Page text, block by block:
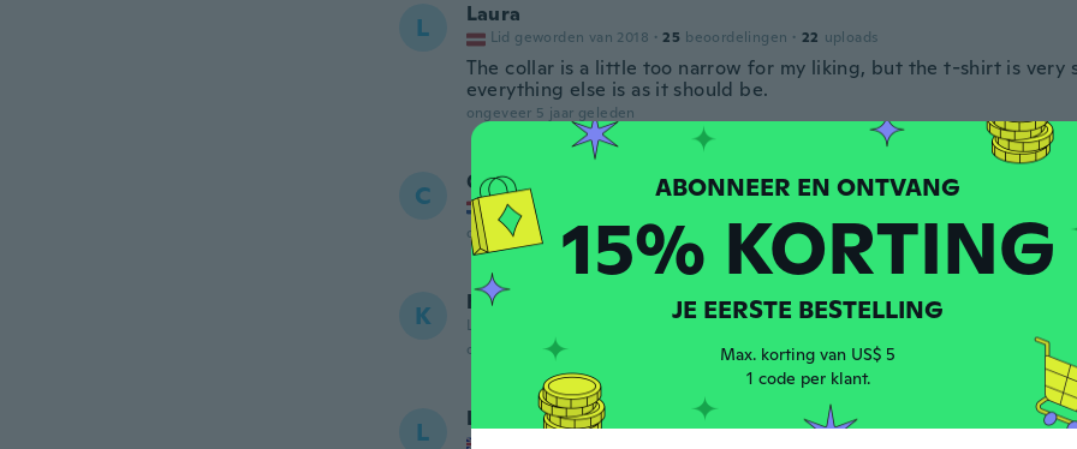
L Laura
Lid geworden van 2018 · 25 beoordelingen · 22 uploads
The collar is a little too narrow for my liking, but the t-shirt is very
everything else is as it should be.
ongeveer 5 jaar geleden
C Claudia
Lid geworden van 2018
ongeveer 5 jaar geleden
K Kristi
Lid geworden van 2020
ongeveer 5 jaar geleden
L Lesley
15% KORTING
JE EERSTE BESTELLING
Max. korting van US$ 5
1 code per klant.